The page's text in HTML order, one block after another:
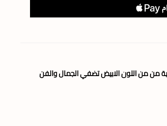
من من اللون الابيض تضفي الجمال والفن